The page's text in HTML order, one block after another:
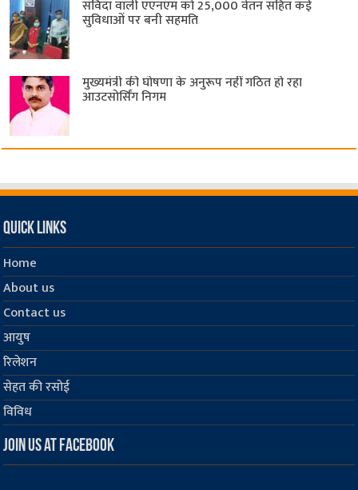
संविदा वाली एएनएम को 25,000 वेतन सहित कई
सुविधाओं पर बनी सहमति
मुख्यमंत्री की घोषणा के अनुरूप नहीं गठित हो रहा
आउटसोर्सिंग निगम
Quick Links
Home
About us
Contact us
आयुष
रिलेशन
सेहत की रसोई
विविध
Join us at Facebook